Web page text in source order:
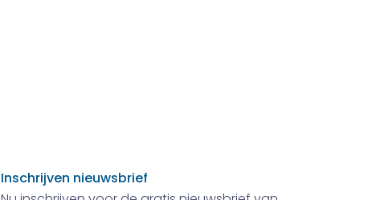
Inschrijven nieuwsbrief